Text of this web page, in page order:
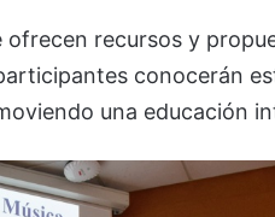
recursos y
conocerán
una educación